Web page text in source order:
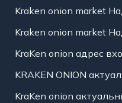
Kraken onion market
Kraken onion market
KraKen onion адрес
KRAKEN ONION
KraKen onion